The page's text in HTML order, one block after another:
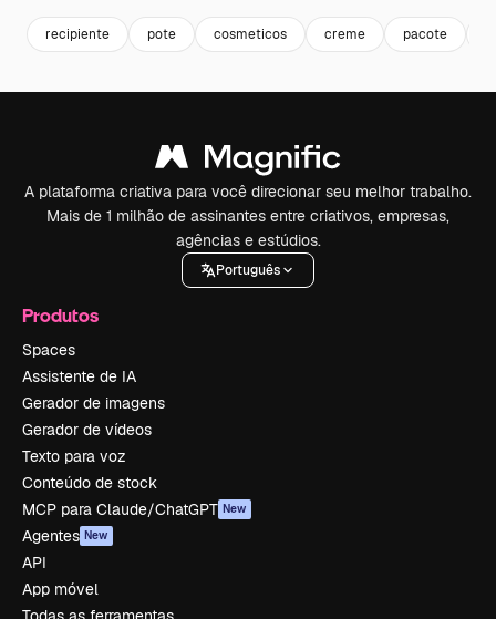
recipiente pote cosmeticos creme pacote
A plataforma criativa para você direcionar seu melhor trabalho.
Mais de 1 milhão de assinantes entre criativos, empresas,
agências e estúdios.
Português
Produtos
Spaces
Assistente de IA
Gerador de imagens
Gerador de vídeos
Texto para voz
Conteúdo de stock
MCP para Claude/ChatGPT New
Agentes New
API
App móvel